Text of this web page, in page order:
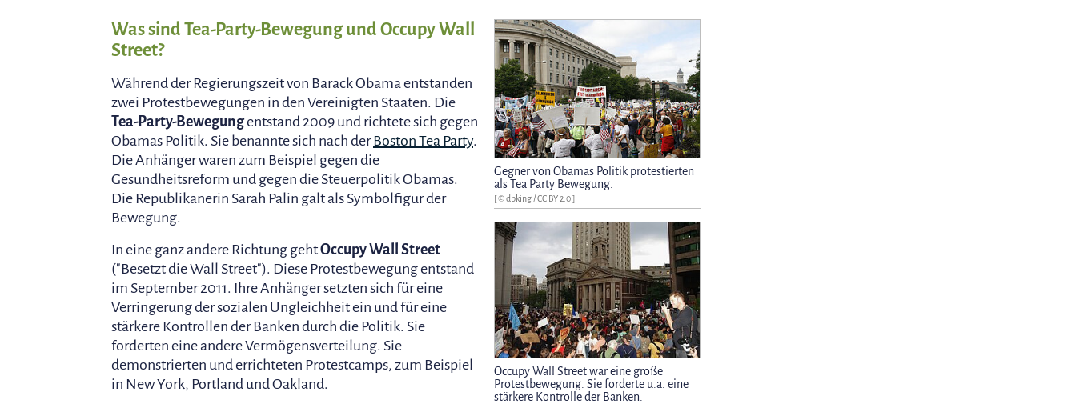
Gegner von Obamas Politik protestierten
als Tea Party Bewegung.
[ ©dbking /CC BY 2.0]
Occupy Wall Street war eine große
Protestbewegung. Sie forderte u.a. eine
stärkere Kontrolle der Banken.
Was sind Tea-Party-Bewegung und Occupy Wall
Street?
Während der Regierungszeit von Barack Obama entstanden
zwei Protestbewegungen in den Vereinigten Staaten. Die
Tea-Party-Bewegungentstand 2009 und richtete sich gegen
Obamas Politik. Sie benannte sich nach derBoston Tea Party.
Die Anhänger waren zum Beispiel gegen die
Gesundheitsreform und gegen die Steuerpolitik Obamas.
Die Republikanerin Sarah Palin galt als Symbolfigur der
Bewegung.
In eine ganz andere Richtung gehtOccupy Wall Street
("Besetzt die Wall Street"). Diese Protestbewegung entstand
im September 2011. Ihre Anhänger setzten sich für eine
Verringerung der sozialen Ungleichheit ein und für eine
stärkere Kontrollen der Banken durch die Politik. Sie
forderten eine andere Vermögensverteilung. Sie
demonstrierten und errichteten Protestcamps, zum Beispiel
in New York, Portland und Oakland.